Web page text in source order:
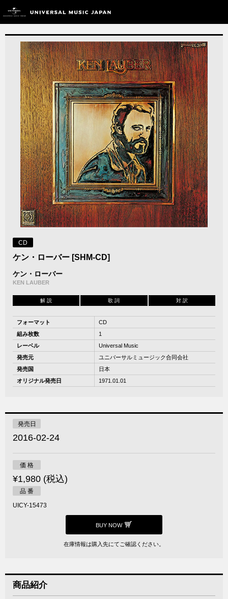
CD
ケン・ローバー [SHM-CD]
ケン・ローバー
KEN LAUBER
解 説 歌 詞 対 訳
フォーマット
CD
組み枚数
1
レーベル
Universal Music
発売元
ユニバーサルミュージック合同会社
発売国
日本
オリジナル発売日
1971.01.01
発売日
2016-02-24
価 格
¥1,980 (税込)
品 番
UICY-15473
BUY NOW
在庫情報は購入先にてご確認ください。
商品紹介